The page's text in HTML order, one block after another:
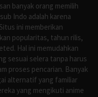
banyak orang memilih
Indo adalah karena
ini memberikan
popularitas, tahun rilis,
Hal ini memudahkan
sesuai selera tanpa harus
proses pencarian. Banyak
alternatif yang familiar
yang mengikuti anime